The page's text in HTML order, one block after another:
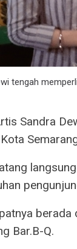
tengah
Sandra
Bar.B-Q.